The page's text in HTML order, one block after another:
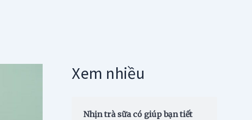
Xem nhiều
Nhịn trà sữa có giúp bạn tiết